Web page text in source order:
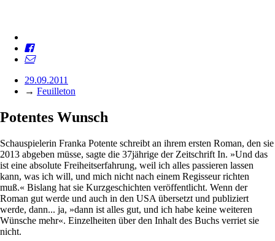
29.09.2011
→ Feuilleton
Potentes Wunsch
Schauspielerin Franka Potente schreibt an ihrem ersten Roman, den sie
2013 abgeben müsse, sagte die 37jährige der Zeitschrift In. »Und das
ist eine absolute Freiheitserfahrung, weil ich alles passieren lassen
kann, was ich will, und mich nicht nach einem Regisseur richten
muß.« Bislang hat sie Kurzgeschichten veröffentlicht. Wenn der
Roman gut werde und auch in den USA übersetzt und publiziert
werde, dann... ja, »dann ist alles gut, und ich habe keine weiteren
Wünsche mehr«. Einzelheiten über den Inhalt des Buchs verriet sie
nicht.